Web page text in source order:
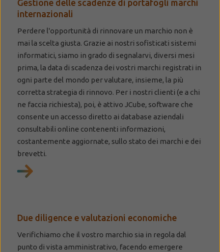
Gestione delle scadenze di portafogli marchi
internazionali
Perdere l'opportunità di rinnovare un marchio non è
mai la scelta giusta. Grazie ai nostri sofisticati sistemi
informatici, siamo in grado di segnalarvi, diversi mesi
prima, la data di scadenza dei vostri marchi registrati in
ogni parte del mondo per valutare, insieme, la più
corretta strategia di rinnovo. Per i nostri clienti (e a chi
ne faccia richiesta), poi, è attivo JCube, software che
consente un accesso diretto ai database aziendali
consultabili online contenenti informazioni,
costantemente aggiornate, sullo stato dei marchi e dei
brevetti.
Due diligence e valutazioni economiche
Verifichiamo che il vostro marchio sia in regola dal
punto di vista amministrativo, facendo emergere